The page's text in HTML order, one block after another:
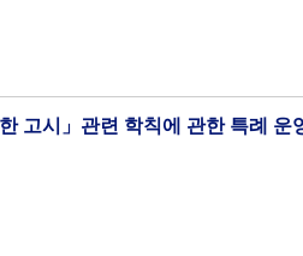
고시」관련 학칙에 관한 특례 운